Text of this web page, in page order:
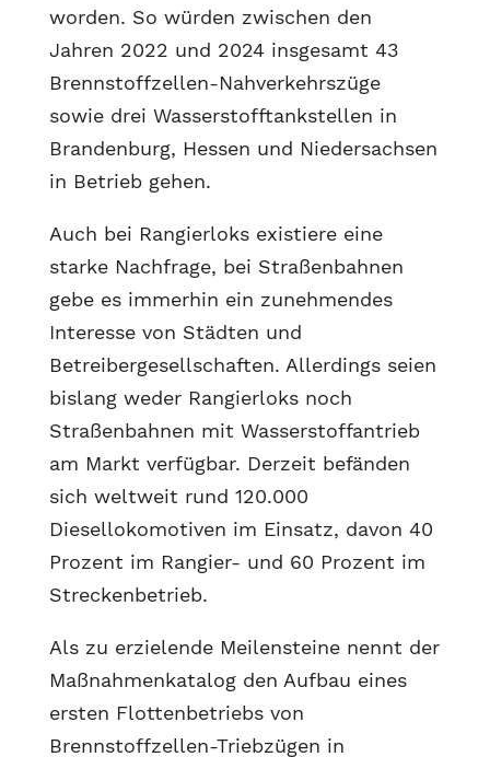
worden. So würden zwischen den
Jahren 2022 und 2024 insgesamt 43
Brennstoffzellen-Nahverkehrszüge
sowie drei Wasserstofftankstellen in
Brandenburg, Hessen und Niedersachsen
in Betrieb gehen.
Auch bei Rangierloks existiere eine
starke Nachfrage, bei Straßenbahnen
gebe es immerhin ein zunehmendes
Interesse von Städten und
Betreibergesellschaften. Allerdings seien
bislang weder Rangierloks noch
Straßenbahnen mit Wasserstoffantrieb
am Markt verfügbar. Derzeit befänden
sich weltweit rund 120.000
Diesellokomotiven im Einsatz, davon 40
Prozent im Rangier- und 60 Prozent im
Streckenbetrieb.
Als zu erzielende Meilensteine nennt der
Maßnahmenkatalog den Aufbau eines
ersten Flottenbetriebs von
Brennstoffzellen-Triebzügen in